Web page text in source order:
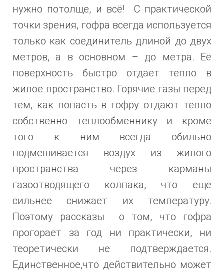
нужно потолще, и всё! С практической
точки зрения, гофра всегда используется
только как соединитель длиной до двух
метров, а в основном – до метра. Её
поверхность быстро отдает тепло в
жилое пространство. Горячие газы перед
тем, как попасть в гофру отдают тепло
собственно теплообменнику и кроме
того к ним всегда обильно
подмешивается воздух из жилого
пространства через карманы
газоотводящего колпака, что ещё
сильнее снижает их температуру.
Поэтому рассказы о том, что гофра
прогорает за год ни практически, ни
теоретически не подтверждается.
Единственное,что действительно может